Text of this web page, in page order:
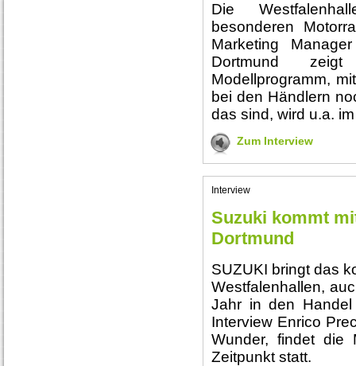
Die
besonderen
Marketing
Dortmund
Modellprogramm,
bei den Händlern
das sind, wird u.a.
Zum Interview
Interview
Suzuki kommt
Dortmund
SUZUKI bringt das
Westfalenhallen,
Jahr in den Handel
Interview Enrico
Wunder, findet die
Zeitpunkt statt.